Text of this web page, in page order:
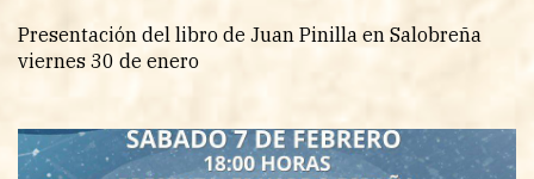
Presentación del libro de Juan Pinilla en Salobreña
viernes 30 de enero